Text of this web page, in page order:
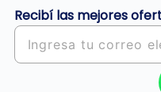
Recibí las mejores